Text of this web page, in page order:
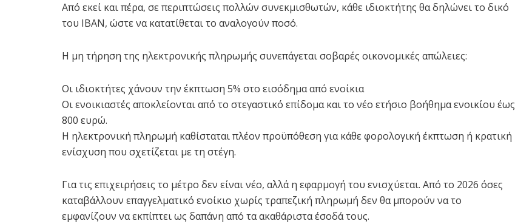
Από εκεί και πέρα, σε περιπτώσεις πολλών συνεκμισθωτών, κάθε ιδιοκτήτης θα δηλώνει το δικό
του IBAN, ώστε να κατατίθεται το αναλογούν ποσό.
Η μη τήρηση της ηλεκτρονικής πληρωμής συνεπάγεται σοβαρές οικονομικές απώλειες:
Οι ιδιοκτήτες χάνουν την έκπτωση 5% στο εισόδημα από ενοίκια
Οι ενοικιαστές αποκλείονται από το στεγαστικό επίδομα και το νέο ετήσιο βοήθημα ενοικίου έως
800 ευρώ.
Η ηλεκτρονική πληρωμή καθίσταται πλέον προϋπόθεση για κάθε φορολογική έκπτωση ή κρατική
ενίσχυση που σχετίζεται με τη στέγη.
Για τις επιχειρήσεις το μέτρο δεν είναι νέο, αλλά η εφαρμογή του ενισχύεται. Από το 2026 όσες
καταβάλλουν επαγγελματικό ενοίκιο χωρίς τραπεζική πληρωμή δεν θα μπορούν να το
εμφανίζουν να εκπίπτει ως δαπάνη από τα ακαθάριστα έσοδά τους.